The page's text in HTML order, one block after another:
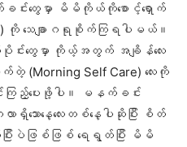
င်းတွေမှာ မိမိကိုယ်ကိုစောင့်ရှောက်
ကို သေချာဂရုစိုက်ကြရပါမယ်။
ပိုင်းတွေမှာ ကိုယ့်အတွက် အချိန်လေး
Self Care) လေးကို
င်ကြည့်ပေးဖို့ပါ။ မနက်ခင်း
ရှိသောနေ့လေးတစ်နေ့ပါဆိုပြီး စိတ်
ပဲဖြစ်ဖြစ် ရေရွတ်ပြီး မိမိ